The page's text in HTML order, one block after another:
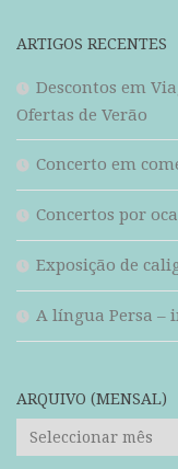
ARTIGOS RECENTES
Descontos em
Ofertas de Verão
Concerto em
Concertos por
Exposição de
A língua Persa –
ARQUIVO (MENSAL)
ARQUIVO
(mensal)